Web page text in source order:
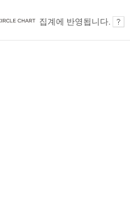
집계에 반영됩니다.